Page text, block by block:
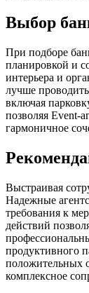
Выбор
При подборе
планировкой и
интерьера и
лучше
включая
позволяя Event-
гармоничное
Выстраивая
Надежные
требования к
действий
продуктивного
положительных
комплексное